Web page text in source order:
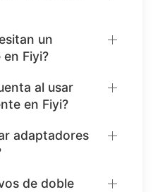
un
Fiyi?
al usar
en Fiyi?
adaptadores
de doble